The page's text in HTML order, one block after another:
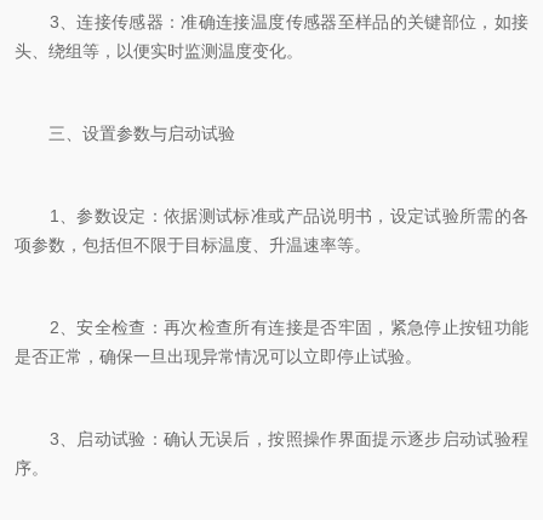
3、连接传感器：准确连接温度传感器至样品的关键部位，如接
头、绕组等，以便实时监测温度变化。
三、设置参数与启动试验
1、参数设定：依据测试标准或产品说明书，设定试验所需的各
项参数，包括但不限于目标温度、升温速率等。
2、安全检查：再次检查所有连接是否牢固，紧急停止按钮功能
是否正常，确保一旦出现异常情况可以立即停止试验。
3、启动试验：确认无误后，按照操作界面提示逐步启动试验程
序。